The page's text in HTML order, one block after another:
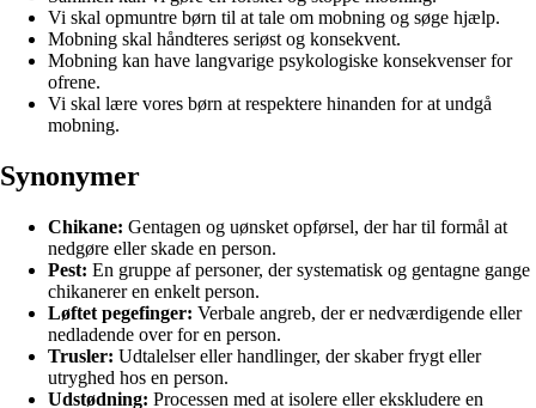
Vi skal opmuntre børn til at tale om mobning og søge hjælp.
Mobning skal håndteres seriøst og konsekvent.
Mobning kan have langvarige psykologiske konsekvenser for
ofrene.
Vi skal lære vores børn at respektere hinanden for at undgå
mobning.
Synonymer
Chikane: Gentagen og uønsket opførsel, der har til formål at
nedgøre eller skade en person.
Pest: En gruppe af personer, der systematisk og gentagne gange
chikanerer en enkelt person.
Løftet pegefinger: Verbale angreb, der er nedværdigende eller
nedladende over for en person.
Trusler: Udtalelser eller handlinger, der skaber frygt eller
utryghed hos en person.
Udstødning: Processen med at isolere eller ekskludere en